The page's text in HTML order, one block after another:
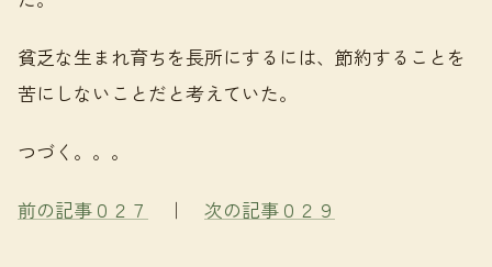
貧乏な生まれ育ちを長所にするには、節約することを
苦にしないことだと考えていた。
つづく。。。
前の記事０２７ ｜ 次の記事０２９